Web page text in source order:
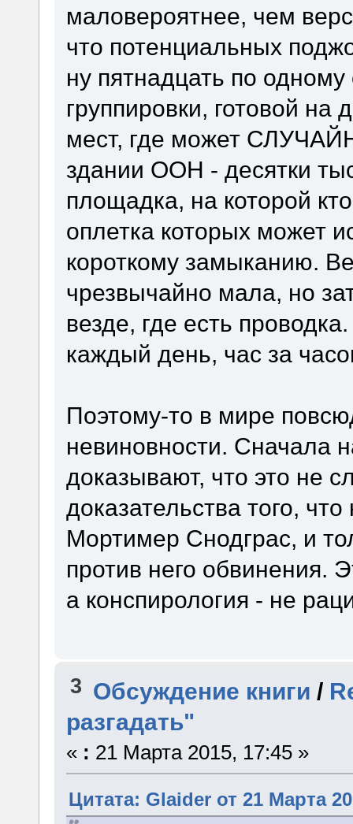
маловероятнее, чем
что потенциальных
ну пятнадцать по
группировки, готовой на
мест, где может
здании ООН - десятки
площадка, на которой
оплетка которых может
короткому замыканию.
чрезвычайно мала, но
везде, где есть
каждый день, час за
Поэтому-то в мире
невиновности. Сначала
доказывают, что это не
доказательства того,
Мортимер Снодграс, и
против него обвинения.
а конспирология - не
3 Обсуждение книги /
разгадать"
« : 21 Марта 2015, 17:45 »
Цитата: Glaider от 21 Марта